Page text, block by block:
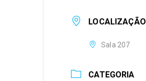
LOCALIZAÇÃO
Sala 207
CATEGORIA